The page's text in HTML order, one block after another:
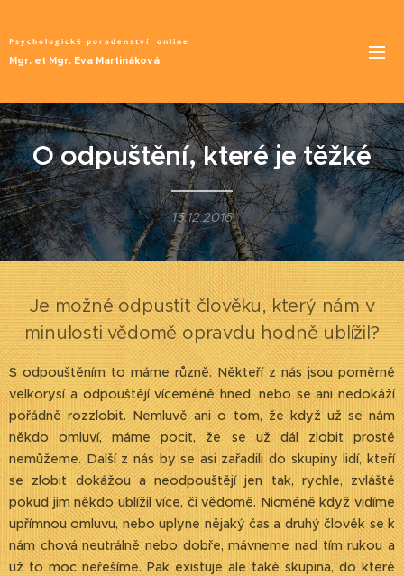
Psychologické poradenství online
Mgr. et Mgr. Eva Martináková
O odpuštění, které je těžké
15.12.2016
Je možné odpustit člověku, který nám v
minulosti vědomě opravdu hodně ublížil?
S odpouštěním to máme různě. Někteří z nás jsou poměrně
velkorysí a odpouštějí víceméně hned, nebo se ani nedokáží
pořádně rozzlobit. Nemluvě ani o tom, že když už se nám
někdo omluví, máme pocit, že se už dál zlobit prostě
nemůžeme. Další z nás by se asi zařadili do skupiny lidí, kteří
se zlobit dokážou a neodpouštějí jen tak, rychle, zvláště
pokud jim někdo ublížil více, či vědomě. Nicméně když vidíme
upřímnou omluvu, nebo uplyne nějaký čas a druhý člověk se k
nám chová neutrálně nebo dobře, mávneme nad tím rukou a
už to moc neřešíme. Pak existuje ale také skupina, do které